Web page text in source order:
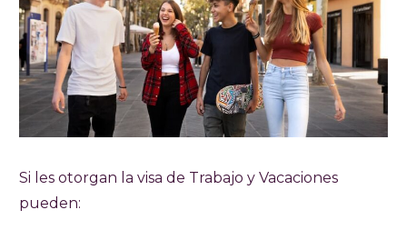
Si les otorgan la visa de Trabajo y Vacaciones
pueden: